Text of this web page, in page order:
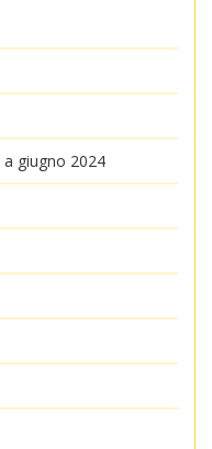
giugno 2024